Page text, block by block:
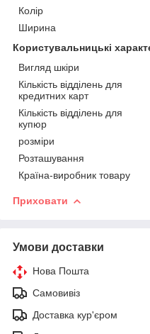
Колір
Ширина
Користувальницькі
Вигляд шкіри
Кількість відділень для
кредитних карт
Кількість відділень для
купюр
розміри
Розташування
Країна-виробник товару
Приховати
Умови доставки
Нова Пошта
Самовивіз
Доставка кур'єром